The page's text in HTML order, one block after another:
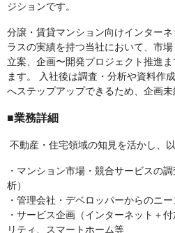
ジションです。
分譲・賃貸マンション向けインター
ラスの実績を持つ当社において、市
立案、企画〜開発プロジェクト推進
ます。 入社後は調査・分析や資料作
へステップアップできるため、企画未
■業務詳細
不動産・住宅領域の知見を活かし、
・マンション市場・競合サービスの
析）
・管理会社・デベロッパーからのニ
・サービス企画（インターネット＋
リティ、スマートホーム等